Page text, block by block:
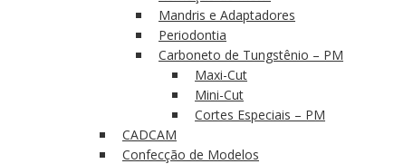
Mandris e Adaptadores
Periodontia
Carboneto de Tungstênio – PM
Maxi-Cut
Mini-Cut
Cortes Especiais – PM
CADCAM
Confecção de Modelos